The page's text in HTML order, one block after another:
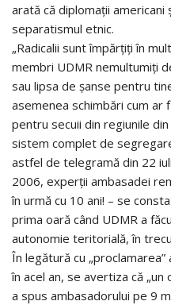
arată că diplomaţii americani
separatismul etnic.
„Radicalii sunt împărţiţi în
membri UDMR nemultumiţi
sau lipsa de şanse pentru
asemenea schimbări cum
pentru secuii din regiunile
sistem complet de
astfel de telegramă din 22
2006, experţii ambasadei
în urmă cu 10 ani! – se
prima oară când UDMR a
autonomie teritorială, în
În legătură cu
în acel an, se avertiza că
a spus ambasadorului pe 9